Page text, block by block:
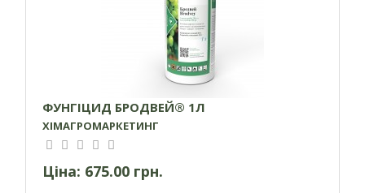
36 міс
Тип впливу на
Контактні
Особливості
Висока концентрація діючої речовини
ФУНГІЦИД БРОДВЕЙ® 1Л
ХІМАГРОМАРКЕТИНГ
Ціна: 675.00 грн.